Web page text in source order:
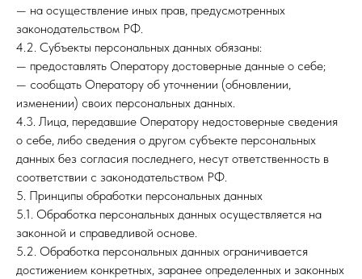
— на осуществление иных прав, предусмотренных
законодательством РФ.
4.2. Субъекты персональных данных обязаны:
— предоставлять Оператору достоверные данные о себе;
— сообщать Оператору об уточнении (обновлении,
изменении) своих персональных данных.
4.3. Лица, передавшие Оператору недостоверные сведения
о себе, либо сведения о другом субъекте персональных
данных без согласия последнего, несут ответственность в
соответствии с законодательством РФ.
5. Принципы обработки персональных данных
5.1. Обработка персональных данных осуществляется на
законной и справедливой основе.
5.2. Обработка персональных данных ограничивается
достижением конкретных, заранее определенных и законных